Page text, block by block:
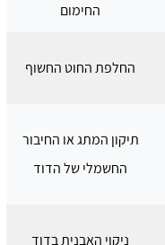
החימום
החלפת החוט החשוף
תיקון המתג או החיבור
החשמלי של הדוד
ניקוי האבנית בדוד